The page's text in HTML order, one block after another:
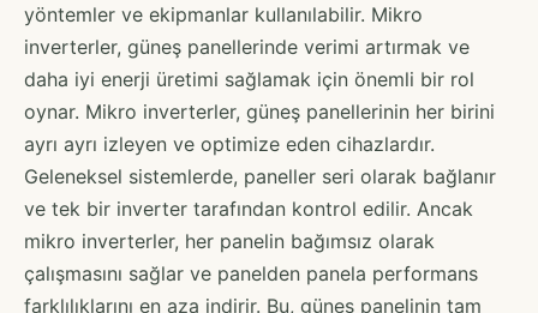
yöntemler ve ekipmanlar kullanılabilir. Mikro
inverterler, güneş panellerinde verimi artırmak ve
daha iyi enerji üretimi sağlamak için önemli bir rol
oynar. Mikro inverterler, güneş panellerinin her birini
ayrı ayrı izleyen ve optimize eden cihazlardır.
Geleneksel sistemlerde, paneller seri olarak bağlanır
ve tek bir inverter tarafından kontrol edilir. Ancak
mikro inverterler, her panelin bağımsız olarak
çalışmasını sağlar ve panelden panela performans
farklılıklarını en aza indirir. Bu, güneş panelinin tam